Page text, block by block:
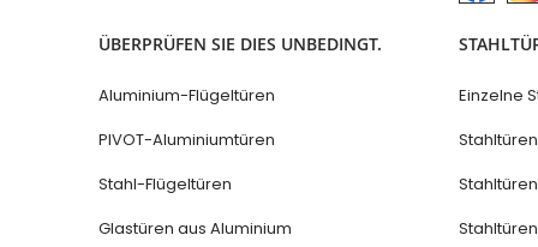
ÜBERPRÜFEN SIE DIES UNBEDINGT.
Aluminium-Flügeltüren
PIVOT-Aluminiumtüren
Stahl-Flügeltüren
Glastüren aus Aluminium
Einzelne